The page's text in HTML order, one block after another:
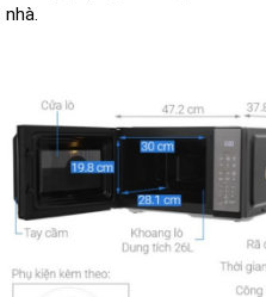
nhà.